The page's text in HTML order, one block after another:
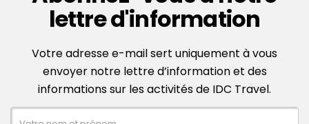
lettre d'information
Votre adresse e-mail sert uniquement à vous
envoyer notre lettre d’information et des
informations sur les activités de IDC Travel.